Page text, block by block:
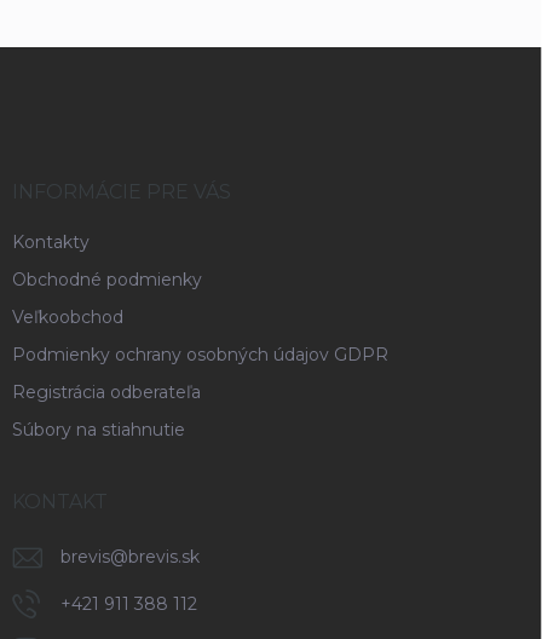
INFORMÁCIE PRE VÁS
Kontakty
Obchodné podmienky
Veľkoobchod
Podmienky ochrany osobných údajov GDPR
Registrácia odberateľa
Súbory na stiahnutie
KONTAKT
brevis@brevis.sk
+421 911 388 112